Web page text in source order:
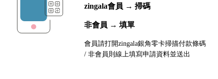
zingala會員 → 掃碼
非會員 → 填單
會員請打開zingala銀角零卡掃描付款條碼
/ 非會員則線上填寫申請資料並送出